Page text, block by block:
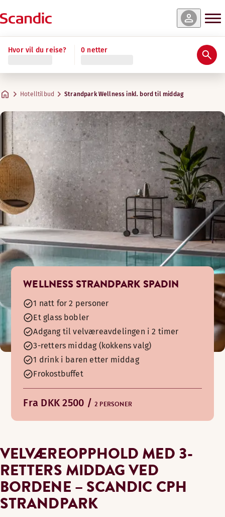
Hvor vil du reise? 0 netter
Hotelltilbud Strandpark Wellness inkl. bord til middag
WELLNESS STRANDPARK SPADIN
1 natt for 2 personer
Et glass bobler
Adgang til velværeavdelingen i 2 timer
3-retters middag (kokkens valg)
1 drink i baren etter middag
Frokostbuffet
Fra DKK 2500 /2 PERSONER
VELVÆREOPPHOLD MED 3-
RETTERS MIDDAG VED
BORDENE – SCANDIC CPH
STRANDPARK